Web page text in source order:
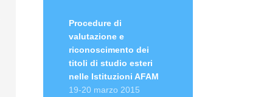
Procedure di
valutazione e
riconoscimento dei
titoli di studio esteri
nelle Istituzioni AFAM
19-20 marzo 2015